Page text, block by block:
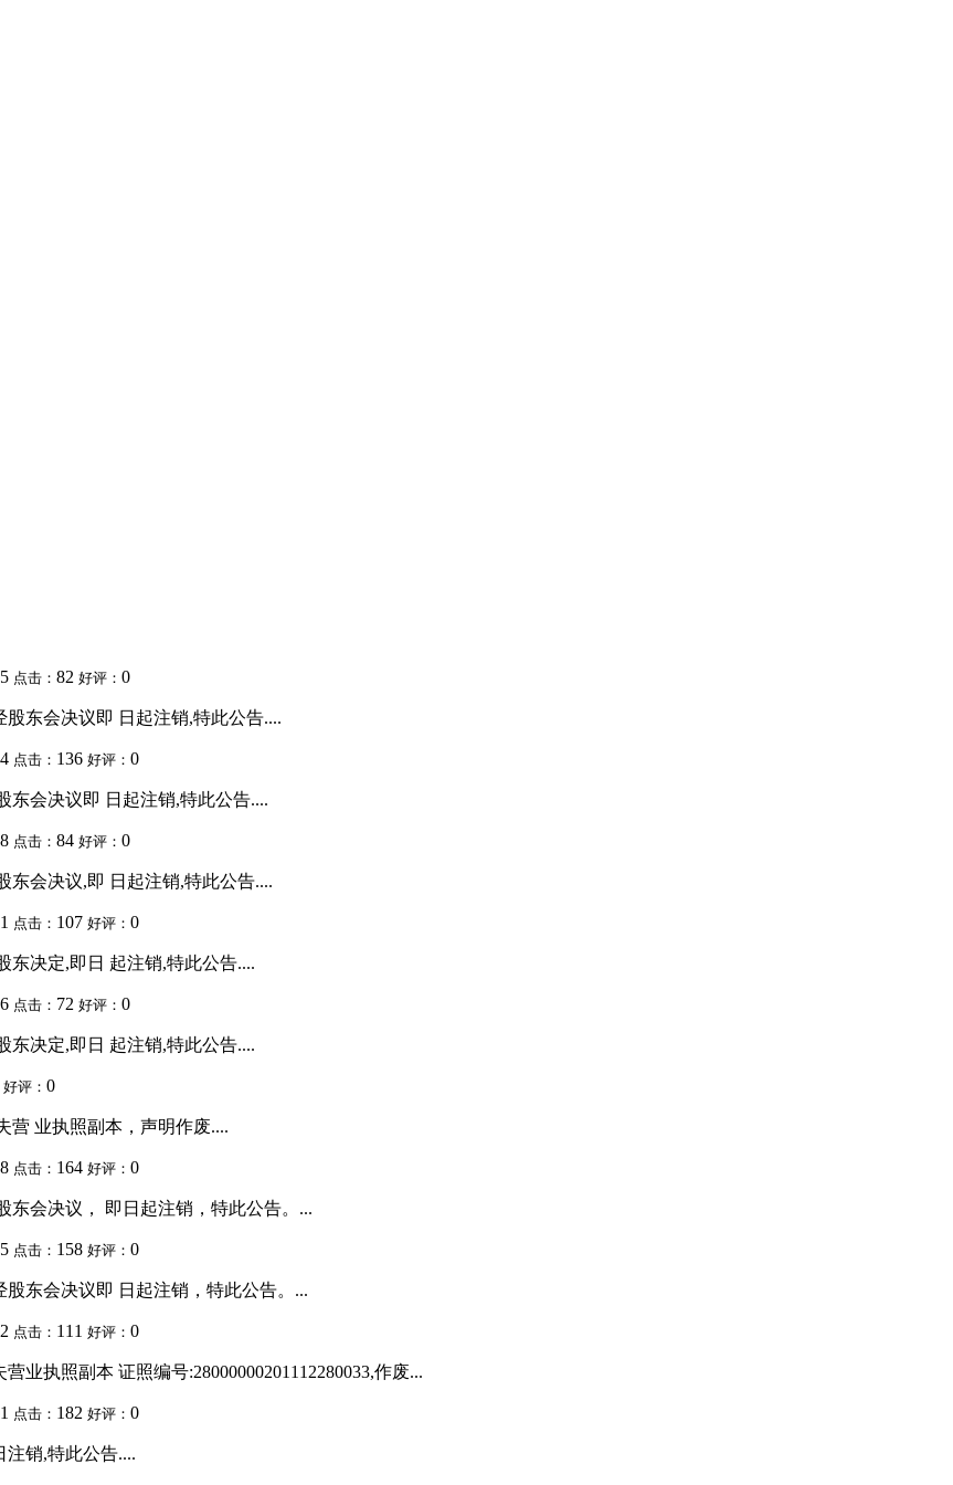
点击： 82 好评： 0
股东会决议即 日起注销,特此公告....
点击： 136 好评： 0
东会决议即 日起注销,特此公告....
点击： 84 好评： 0
东会决议,即 日起注销,特此公告....
点击： 107 好评： 0
东决定,即日 起注销,特此公告....
点击： 72 好评： 0
东决定,即日 起注销,特此公告....
好评： 0
营 业执照副本，声明作废....
点击： 164 好评： 0
东会决议， 即日起注销，特此公告。...
点击： 158 好评： 0
股东会决议即 日起注销，特此公告。...
点击： 111 好评： 0
业执照副本 证照编号:28000000201112280033,作废...
点击： 182 好评： 0
注销,特此公告....